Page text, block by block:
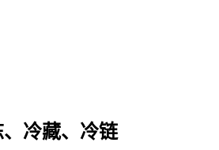
冷藏、冷链